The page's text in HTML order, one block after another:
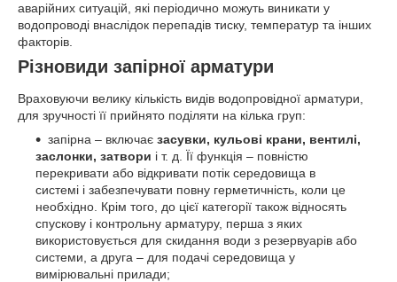
аварійних ситуацій, які періодично можуть виникати у
водопроводі внаслідок перепадів тиску, температур та інших
факторів.
Різновиди запірної арматури
Враховуючи велику кількість видів водопровідної арматури,
для зручності її прийнято поділяти на кілька груп:
запірна – включає засувки, кульові крани, вентилі,
заслонки, затвори і т. д. Її функція – повністю
перекривати або відкривати потік середовища в
системі і забезпечувати повну герметичність, коли це
необхідно. Крім того, до цієї категорії також відносять
спускову і контрольну арматуру, перша з яких
використовується для скидання води з резервуарів або
системи, а друга – для подачі середовища у
вимірювальні прилади;